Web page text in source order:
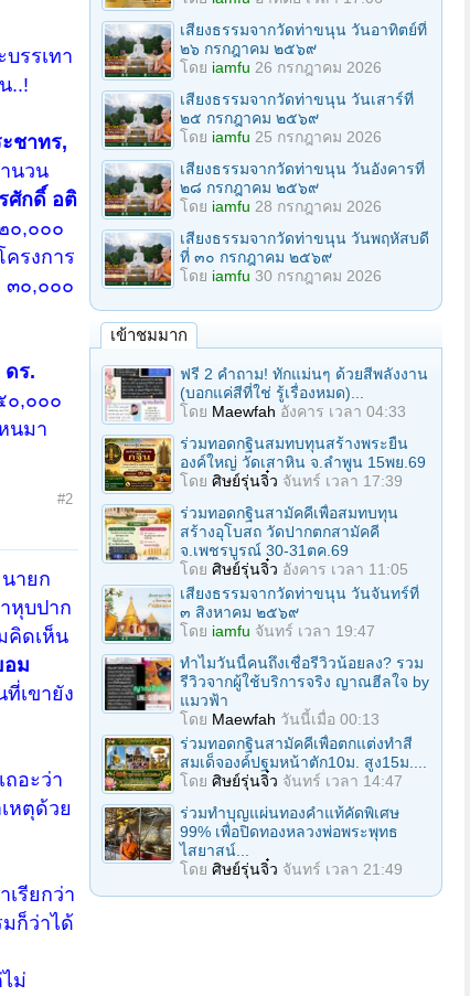
รรเทา
..!
ชาทร,
นวน
ศักดิ์ อติ
๐,๐๐๐
รงการ
๓๐,๐๐๐
ร.
๐,๐๐๐
นมา
#2
นายก
หุบปาก
คิดเห็น
อม
เขายัง
อะว่า
หตุด้วย
รียกว่า
ก็ว่าได้
ม่
เสียงธรรมจากวัดท่าขนุน วันอาทิตย์ที่
๒๖ กรกฎาคม ๒๕๖๙
โดย iamfu 26 กรกฎาคม 2026
เสียงธรรมจากวัดท่าขนุน วันเสาร์ที่
๒๕ กรกฎาคม ๒๕๖๙
โดย iamfu 25 กรกฎาคม 2026
เสียงธรรมจากวัดท่าขนุน วันอังคารที่
๒๘ กรกฎาคม ๒๕๖๙
โดย iamfu 28 กรกฎาคม 2026
เสียงธรรมจากวัดท่าขนุน วันพฤหัสบดี
ที่ ๓๐ กรกฎาคม ๒๕๖๙
โดย iamfu 30 กรกฎาคม 2026
เข้าชมมาก
ฟรี 2 คำถาม! ทักแม่นๆ ด้วยสีพลังงาน
(บอกแค่สีที่ใช่ รู้เรื่องหมด)...
โดย Maewfah อังคาร เวลา 04:33
ร่วมทอดกฐินสมทบทุนสร้างพระยืน
องค์ใหญ่ วัดเสาหิน จ.ลําพูน 15พย.69
โดย ศิษย์รุ่นจิ๋ว จันทร์ เวลา 17:39
ร่วมทอดกฐินสามัคคีเพื่อสมทบทุน
สร้างอุโบสถ วัดปากตกสามัคคี
จ.เพชรบูรณ์ 30-31ตค.69
โดย ศิษย์รุ่นจิ๋ว อังคาร เวลา 11:05
เสียงธรรมจากวัดท่าขนุน วันจันทร์ที่
๓ สิงหาคม ๒๕๖๙
โดย iamfu จันทร์ เวลา 19:47
ทำไมวันนี้คนถึงเชื่อรีวิวน้อยลง? รวม
รีวิวจากผู้ใช้บริการจริง ญาณฮีลใจ by
แมวฟ้า
โดย Maewfah วันนี้เมื่อ 00:13
ร่วมทอดกฐินสามัคคีเพื่อตกแต่งทำสี
สมเด็จองค์ปฐมหน้าตัก10ม. สูง15ม....
โดย ศิษย์รุ่นจิ๋ว จันทร์ เวลา 14:47
ร่วมทําบุญแผ่นทองคำแท้คัดพิเศษ
99% เพื่อปิดทองหลวงพ่อพระพุทธ
ไสยาสน์...
โดย ศิษย์รุ่นจิ๋ว จันทร์ เวลา 21:49